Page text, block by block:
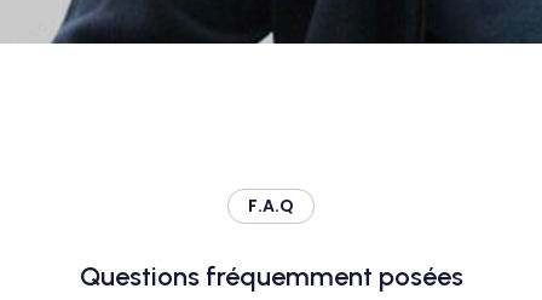
F.A.Q
Questions fréquemment posées